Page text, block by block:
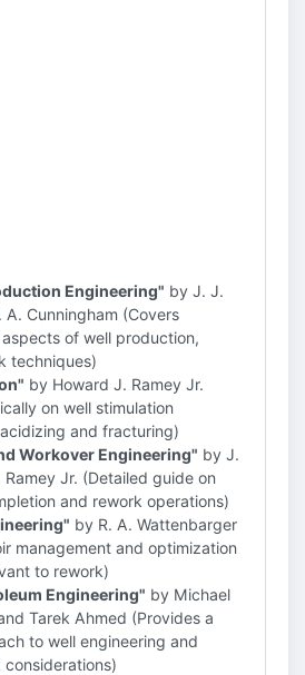
Engineering" by J. J.
A. Cunningham (Covers
of well production,
techniques)
by Howard J. Ramey Jr.
on well stimulation
and fracturing)
Workover Engineering" by J.
Ramey Jr. (Detailed guide on
and rework operations)
by R. A. Wattenbarger
management and optimization
to rework)
Engineering" by Michael
Tarek Ahmed (Provides a
to well engineering and